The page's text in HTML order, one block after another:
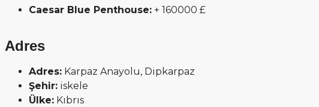
Caesar Blue Penthouse: + 160000 £
Adres
Adres: Karpaz Anayolu, Dipkarpaz
Şehir: iskele
Ülke: Kıbrıs